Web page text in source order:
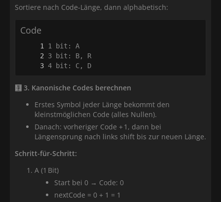
Sortiere nach Code-Länge, dann alphabetisch:
Code
4 bit: C, D
🧮 3. Kanonische Codes berechnen
Erstes Symbol jeder Länge bekommt den
kleinstmöglichen Code (alles Nullen).
Danach: vorheriger Code + 1, dann bei
Längensprung nach links shift bis zur neuen Länge.
Schritt-für-Schritt:
A (1 Bit)
Start bei 0 → Code: 0
nextCode = 0 + 1 = 1